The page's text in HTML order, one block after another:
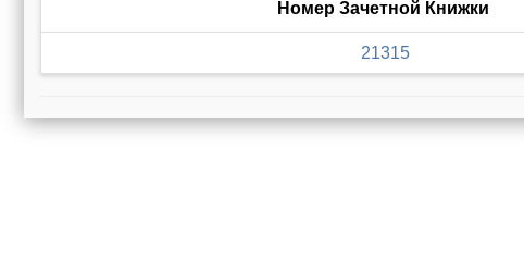
Номер Зачетной Книжки
21315